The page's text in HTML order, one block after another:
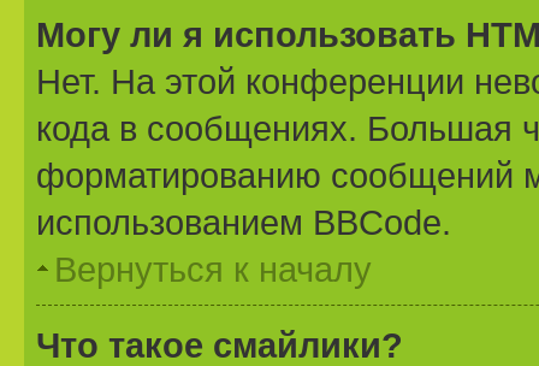
Могу ли я использовать
Нет. На этой конференции
кода в сообщениях. Большая
форматированию сообщений
использованием BBCode.
Вернуться к началу
Что такое смайлики?